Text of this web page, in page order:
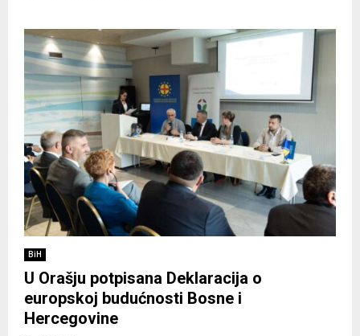
BiH
U Orašju potpisana Deklaracija o
europskoj budućnosti Bosne i
Hercegovine